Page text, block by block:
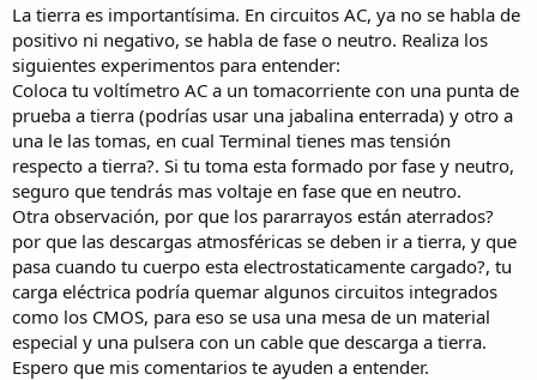
La tierra es importantísima. En circuitos AC, ya no se habla de
positivo ni negativo, se habla de fase o neutro. Realiza los
siguientes experimentos para entender:
Coloca tu voltímetro AC a un tomacorriente con una punta de
prueba a tierra (podrías usar una jabalina enterrada) y otro a
una le las tomas, en cual Terminal tienes mas tensión
respecto a tierra?. Si tu toma esta formado por fase y neutro,
seguro que tendrás mas voltaje en fase que en neutro.
Otra observación, por que los pararrayos están aterrados?
por que las descargas atmosféricas se deben ir a tierra, y que
pasa cuando tu cuerpo esta electrostaticamente cargado?, tu
carga eléctrica podría quemar algunos circuitos integrados
como los CMOS, para eso se usa una mesa de un material
especial y una pulsera con un cable que descarga a tierra.
Espero que mis comentarios te ayuden a entender.